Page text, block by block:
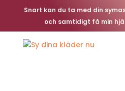
Snart kan du ta med din
och samtidigt få min